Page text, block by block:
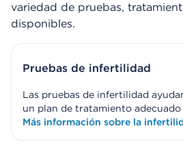
variedad de pruebas,
disponibles.
Pruebas de infertilidad
Las pruebas de infertilidad
un plan de tratamiento adecuado
Más información sobre la